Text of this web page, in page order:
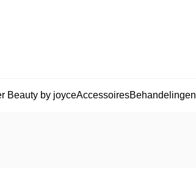
Beauty by joyceAccessoiresBehandelingen